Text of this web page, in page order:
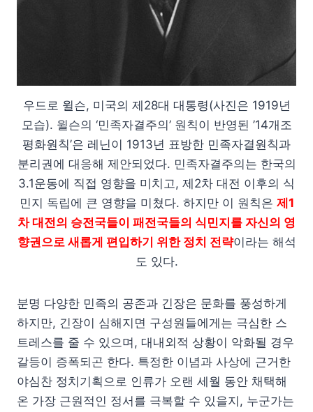
우드로 윌슨, 미국의 제28대 대통령(사진은 1919년
모습). 윌슨의 ‘민족자결주의’ 원칙이 반영된 ’14개조
평화원칙’은 레닌이 1913년 표방한 민족자결원칙과
분리권에 대응해 제안되었다. 민족자결주의는 한국의
3.1운동에 직접 영향을 미치고, 제2차 대전 이후의 식
민지 독립에 큰 영향을 미쳤다. 하지만 이 원칙은 제1
차 대전의 승전국들이 패전국들의 식민지를 자신의 영
향권으로 새롭게 편입하기 위한 정치 전략이라는 해석
도 있다.
분명 다양한 민족의 공존과 긴장은 문화를 풍성하게
하지만, 긴장이 심해지면 구성원들에게는 극심한 스
트레스를 줄 수 있으며, 대내외적 상황이 악화될 경우
갈등이 증폭되곤 한다. 특정한 이념과 사상에 근거한
야심찬 정치기획으로 인류가 오랜 세월 동안 채택해
온 가장 근원적인 정서를 극복할 수 있을지, 누군가는